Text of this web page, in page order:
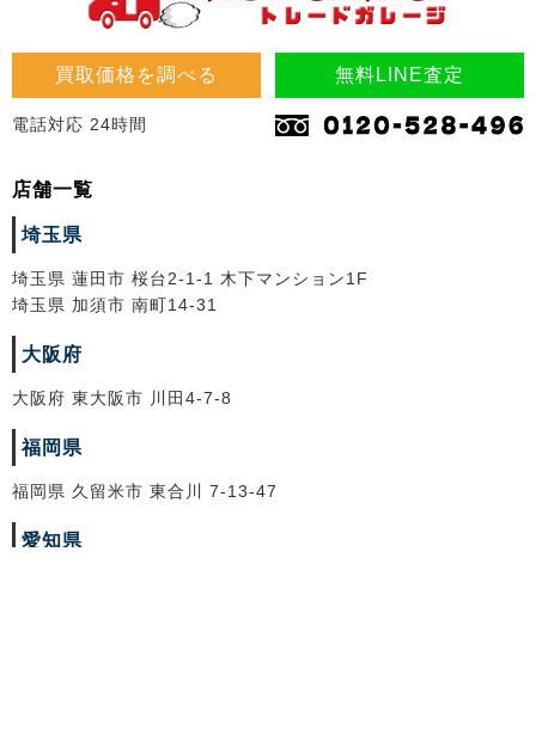
買取価格を調べる 無料LINE査定
電話対応 24時間
店舗一覧
埼玉県
埼玉県 蓮田市 桜台2-1-1 木下マンション1F
埼玉県 加須市 南町14-31
大阪府
大阪府 東大阪市 川田4-7-8
福岡県
福岡県 久留米市 東合川 7-13-47
愛知県